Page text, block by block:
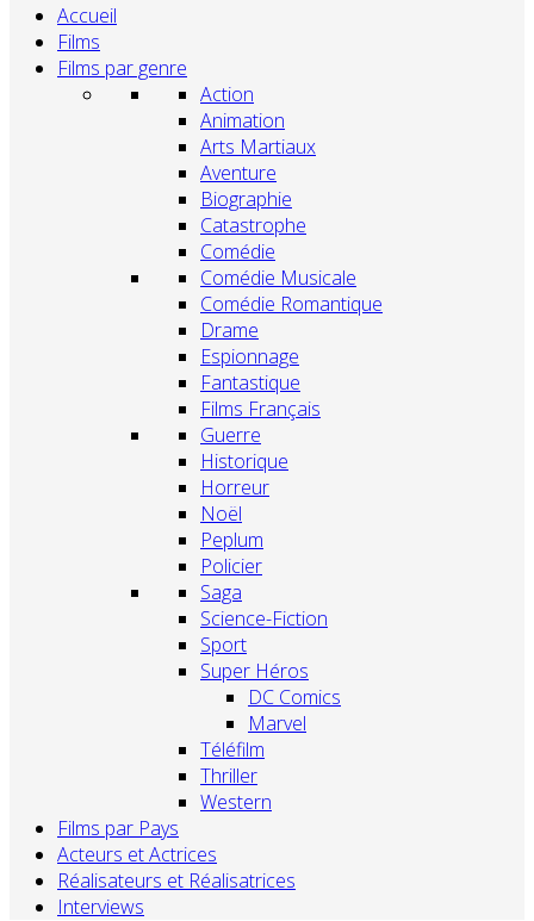
Accueil
Films
Films par genre
Action
Animation
Arts Martiaux
Aventure
Biographie
Catastrophe
Comédie
Comédie Musicale
Comédie Romantique
Drame
Espionnage
Fantastique
Films Français
Guerre
Historique
Horreur
Noël
Peplum
Policier
Saga
Science-Fiction
Sport
Super Héros
DC Comics
Marvel
Téléfilm
Thriller
Western
Films par Pays
Acteurs et Actrices
Réalisateurs et Réalisatrices
Interviews